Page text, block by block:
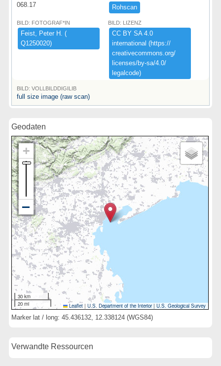
068.17 Rohscan
BILD: FOTOGRAF*IN
Feist,​ ​Peter ​H.​ ​(​
Q1250020)​
BILD: LIZENZ
CC ​BY ​SA ​4.​0 ​
international ​(​https:​/​/​
creativecommons.​org/​
licenses/​by-​sa/​4.​0/​
legalcode)​
BILD: VOLLBILDDIGILIB
full size image (raw scan)
Geodaten
30 km
20 mi
Leaflet | U.S. Department of the Interior|U.S. Geological Survey
Marker lat / long: 45.436132, 12.338124 (WGS84)
Verwandte Ressourcen